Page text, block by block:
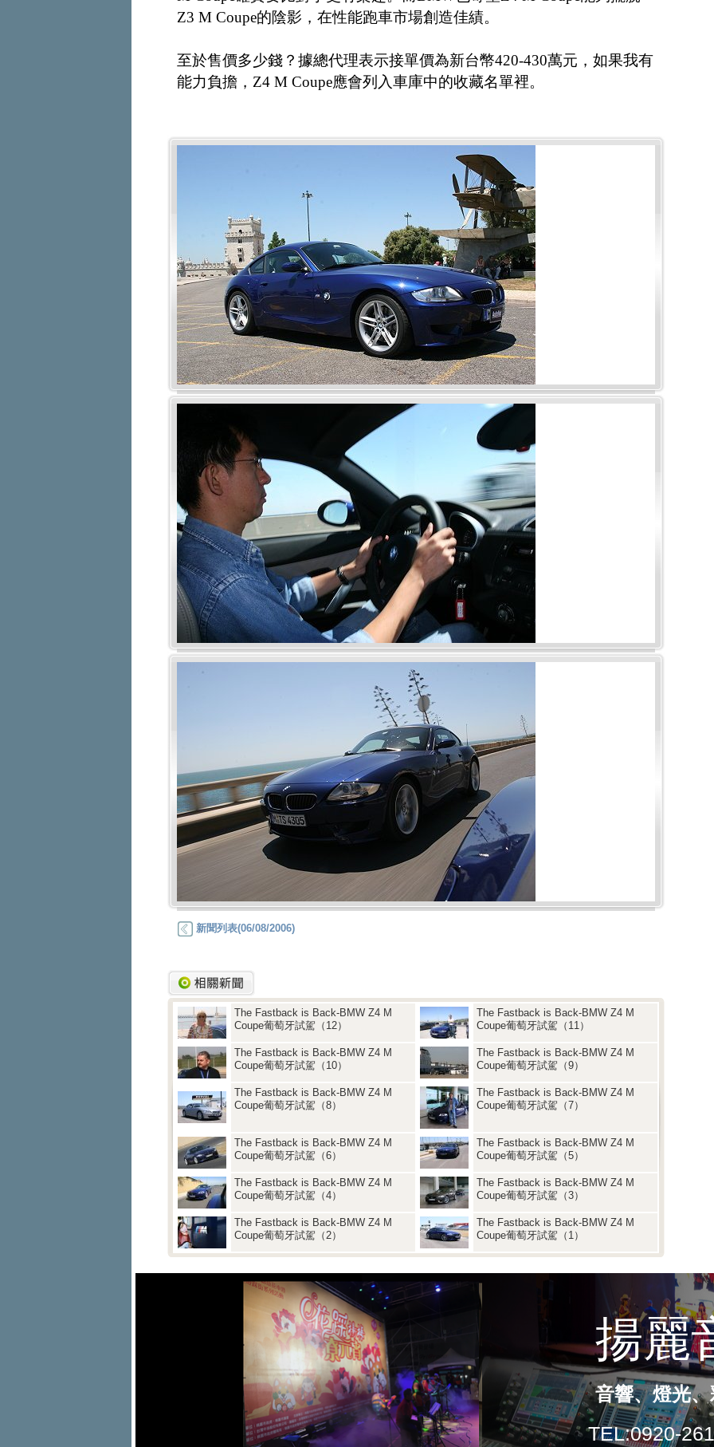
Z3 M Coupe的陰影，在性能跑車市場創造佳績。
至於售價多少錢？據總代理表示接單價為新台幣420-430萬元，如果我有
能力負擔，Z4 M Coupe應會列入車庫中的收藏名單裡。
新聞列表(06/08/2006)
The Fastback is Back-BMW Z4 M
Coupe葡萄牙試駕（12）
The Fastback is Back-BMW Z4 M
Coupe葡萄牙試駕（11）
The Fastback is Back-BMW Z4 M
Coupe葡萄牙試駕（10）
The Fastback is Back-BMW Z4 M
Coupe葡萄牙試駕（9）
The Fastback is Back-BMW Z4 M
Coupe葡萄牙試駕（8）
The Fastback is Back-BMW Z4 M
Coupe葡萄牙試駕（7）
The Fastback is Back-BMW Z4 M
Coupe葡萄牙試駕（6）
The Fastback is Back-BMW Z4 M
Coupe葡萄牙試駕（5）
The Fastback is Back-BMW Z4 M
Coupe葡萄牙試駕（4）
The Fastback is Back-BMW Z4 M
Coupe葡萄牙試駕（3）
The Fastback is Back-BMW Z4 M
Coupe葡萄牙試駕（2）
The Fastback is Back-BMW Z4 M
Coupe葡萄牙試駕（1）